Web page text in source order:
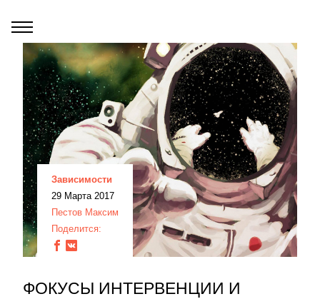
Зависимости
29 Марта 2017
Пестов Максим
Поделится:
ФОКУСЫ ИНТЕРВЕНЦИИ И